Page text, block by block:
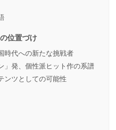
位置づけ
時代への新たな挑戦者
」発、個性派ヒット作の系譜
ンツとしての可能性